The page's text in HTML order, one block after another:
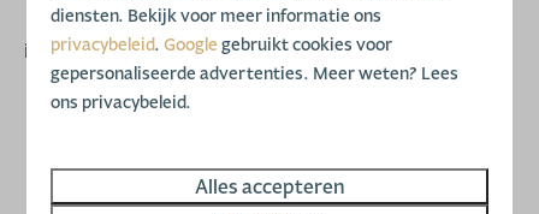
Bezichtigingen gaan uitsluitend op afspraak. Voor
informatie+31(0)592-501220.
diensten. Bekijk voor meer informatie ons
privacybeleid.Googlegebruikt cookies voor
gepersonaliseerde advertenties. Meer weten? Lees
ons privacybeleid.
Alles accepteren